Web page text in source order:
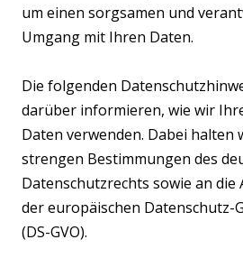
um einen sorgsamen und
Umgang mit Ihren Daten.
Die folgenden
darüber informieren, wie wir
Daten verwenden. Dabei halten
strengen Bestimmungen des
Datenschutzrechts sowie an
der europäischen Datenschutz-
(DS-GVO).